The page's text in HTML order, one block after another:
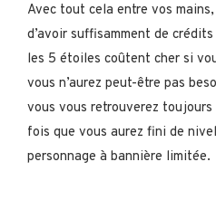
Avec tout cela entre vos
d’avoir suffisamment de
les 5 étoiles coûtent cher si
vous n’aurez peut-être pas
vous vous retrouverez
fois que vous aurez fini de
personnage à bannière limitée.